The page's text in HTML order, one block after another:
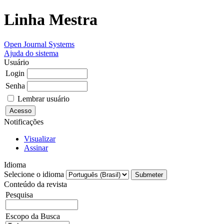
Linha Mestra
Open Journal Systems
Ajuda do sistema
Usuário
Login
Senha
Lembrar usuário
Notificações
Visualizar
Assinar
Idioma
Selecione o idioma
Conteúdo da revista
Pesquisa
Escopo da Busca